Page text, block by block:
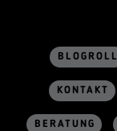
BLOGROLL
KONTAKT
BERATUNG